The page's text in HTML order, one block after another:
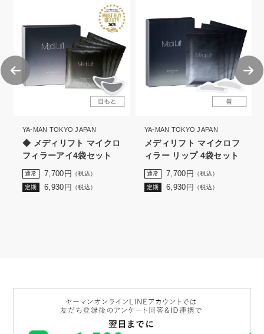
YA-MAN TOKYO JAPAN
◆ メディリフト マイクロ
フィラーアイ4袋セット
通常 7,700 円 （税込）
定期 6,930 円 （税込）
YA-MAN TOKYO JAPAN
メディリフト マイクロフ
ィラー リップ 4袋セット
通常 7,700 円 （税込）
定期 6,930 円 （税込）